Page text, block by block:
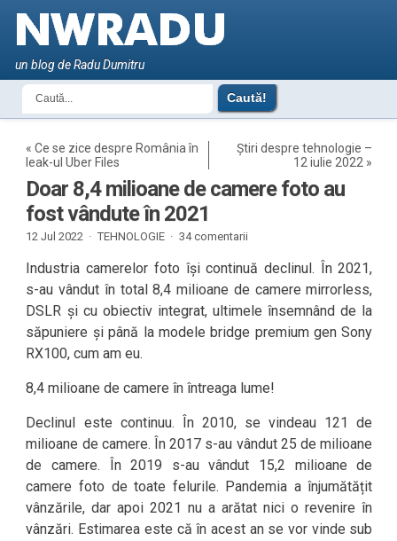
un blog de Radu Dumitru
«Ce se zice despre România în
leak-ul Uber Files
Știri despre tehnologie –
12 iulie 2022 »
Doar 8,4 milioane de camere foto au
fost vândute în 2021
12 Jul 2022 · TEHNOLOGIE · 34 comentarii
Industria camerelor foto își continuă declinul. În 2021,
s-au vândut în total 8,4 milioane de camere mirrorless,
DSLR și cu obiectiv integrat, ultimele însemnând de la
săpuniere și până la modele bridge premium gen Sony
RX100, cum am eu.
8,4 milioane de camere în întreaga lume!
Declinul este continuu. În 2010, se vindeau 121 de
milioane de camere. În 2017 s-au vândut 25 de milioane
de camere. În 2019 s-au vândut 15,2 milioane de
camere foto de toate felurile. Pandemia a înjumătățit
vânzările, dar apoi 2021 nu a arătat nici o revenire în
vânzări. Estimarea este că în acest an se vor vinde sub